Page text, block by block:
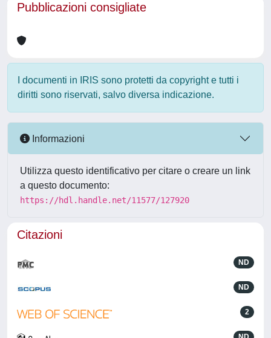
Pubblicazioni consigliate
I documenti in IRIS sono protetti da copyright e tutti i
diritti sono riservati, salvo diversa indicazione.
Informazioni
Utilizza questo identificativo per citare o creare un link
a questo documento:
https://hdl.handle.net/11577/127920
Citazioni
ND
ND
2